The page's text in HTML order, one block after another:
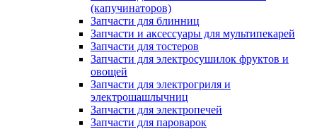
(капучинаторов)
Запчасти для блинниц
Запчасти и аксессуары для мультипекарей
Запчасти для тостеров
Запчасти для электросушилок фруктов и
овощей
Запчасти для электрогриля и
электрошашлычниц
Запчасти для электропечей
Запчасти для пароварок